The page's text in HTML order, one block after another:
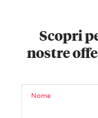
Scopri
nostre
Nome